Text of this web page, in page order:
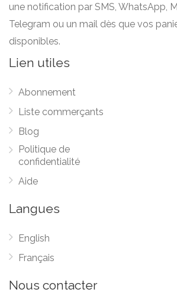
une notification par SMS, WhatsApp,
Telegram ou un mail dès que vos
disponibles.
Lien utiles
Abonnement
Liste commerçants
Blog
Politique de
confidentialité
Aide
Langues
English
Français
Nous contacter